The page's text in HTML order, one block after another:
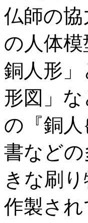
仏師の
の人体
銅人形
形図」
の『銅
書など
きな刷
作製され